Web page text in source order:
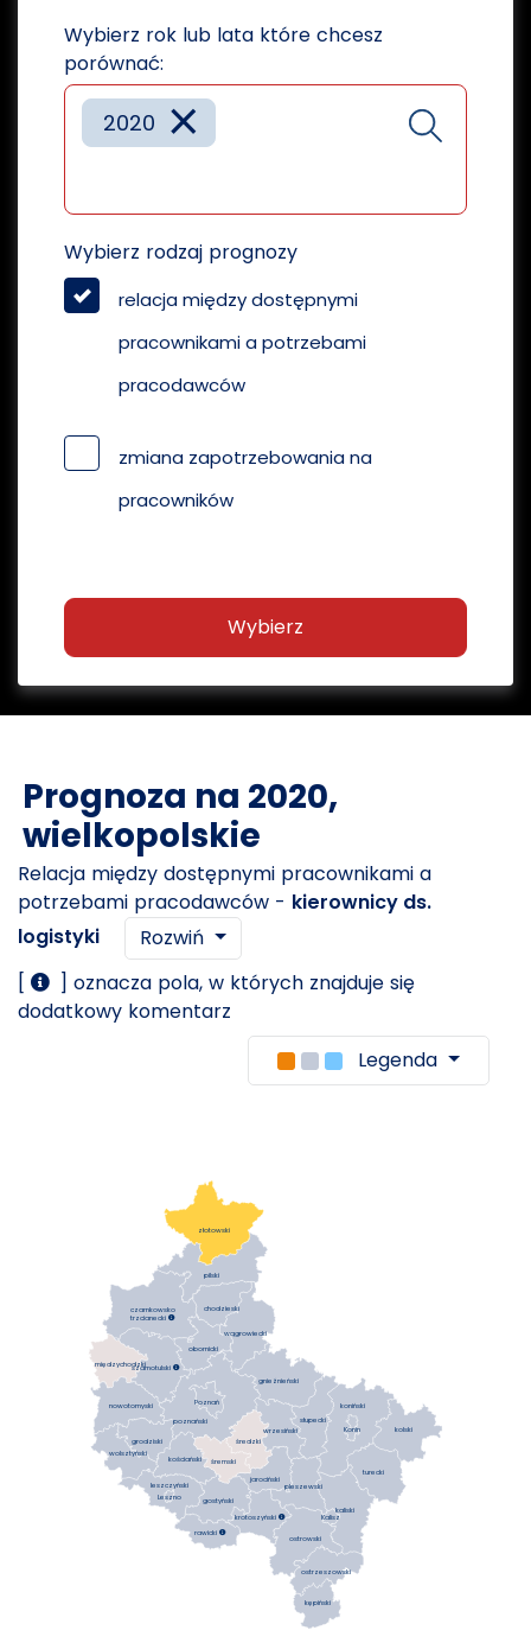
Wybierz rok lub lata które chcesz
porównać:
×
2020
Wybierz rodzaj prognozy
relacja między dostępnymi
pracownikami a potrzebami
pracodawców
zmiana zapotrzebowania na
pracowników
Wybierz
Prognoza na 2020,
wielkopolskie
Relacja między dostępnymi pracownikami a
potrzebami pracodawców - kierownicy ds.
logistyki
Rozwiń
[
] oznacza pola, w których znajduje się
dodatkowy komentarz
Legenda
chodzieski
czarnkowsko
trzcianecki
gnieźnieński
gostyński
grodziski
jarociński
kaliski
kępiński
kolski
koniński
kościański
krotoszyński
leszczyński
międzychodzki
nowotomyski
obornicki
ostrowski
ostrzeszowski
pilski
pleszewski
poznański
rawicki
słupecki
szamotulski
średzki
śremski
turecki
wągrowiecki
wolsztyński
wrzesiński
złotowski
Kalisz
Konin
Leszno
Poznań